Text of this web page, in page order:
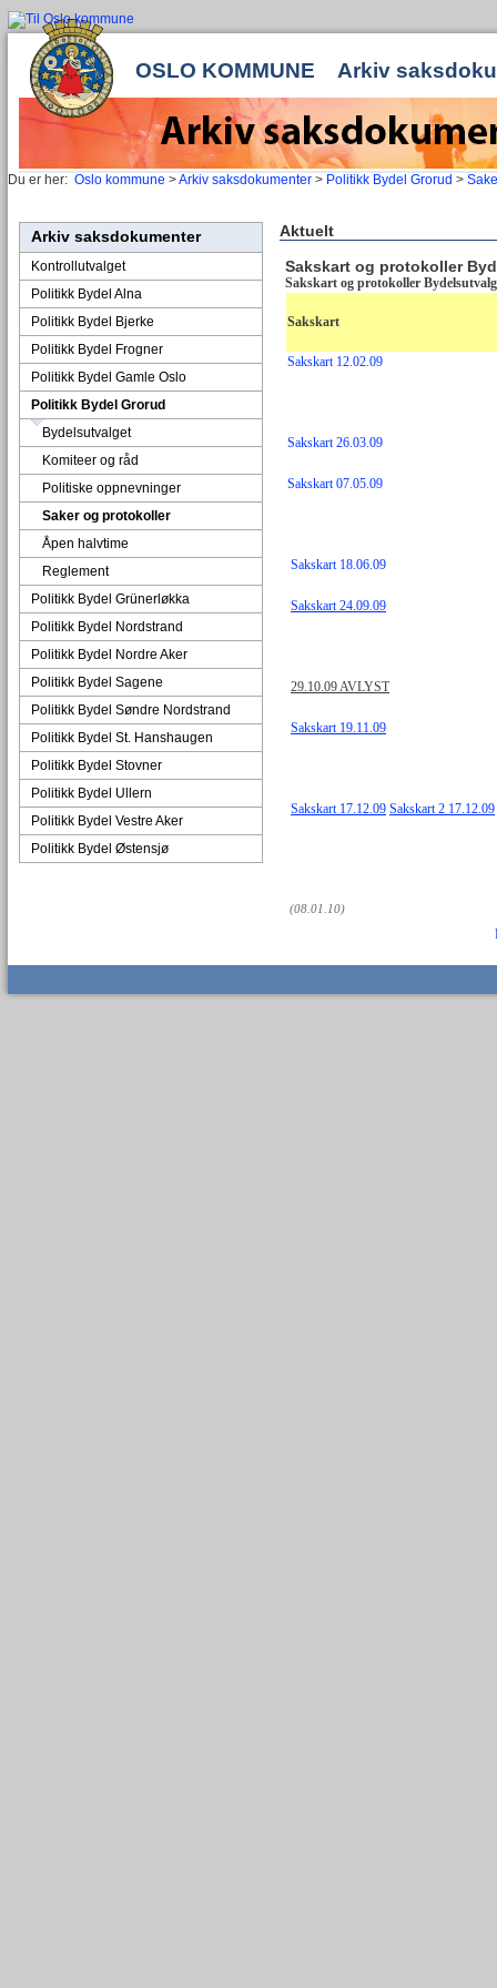
OSLO KOMMUNE Arkiv
Du er her: Oslo kommune >Arkiv saksdokumenter > Politikk Bydel Grorud >
Arkiv saksdokumenter
Kontrollutvalget
Politikk Bydel Alna
Politikk Bydel Bjerke
Politikk Bydel Frogner
Politikk Bydel Gamle Oslo
Politikk Bydel Grorud
Bydelsutvalget
Komiteer og råd
Politiske oppnevninger
Saker og protokoller
Åpen halvtime
Reglement
Politikk Bydel Grünerløkka
Politikk Bydel Nordstrand
Politikk Bydel Nordre Aker
Politikk Bydel Sagene
Politikk Bydel Søndre Nordstrand
Politikk Bydel St. Hanshaugen
Politikk Bydel Stovner
Politikk Bydel Ullern
Politikk Bydel Vestre Aker
Politikk Bydel Østensjø
Aktuelt
Sakskart og protokoller
Sakskart og protokoller
Sakskart
Sakskart 12.02.09
Sakskart 26.03.09
Sakskart 07.05.09
Sakskart 18.06.09
Sakskart 24.09.09
29.10.09 AVLYST
Sakskart 19.11.09
Sakskart 17.12.09 Sakskart 2 17.12.09
(08.01.10)